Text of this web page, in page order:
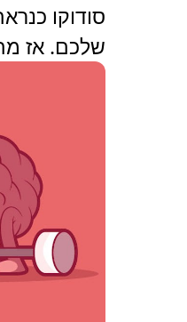
סודוקו
שלכם. אז